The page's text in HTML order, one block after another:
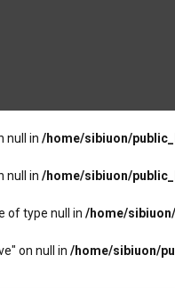
null in /home/sibiuon/
null in /home/sibiuon/
of type null in /home/
on null in /home/sibiuon/